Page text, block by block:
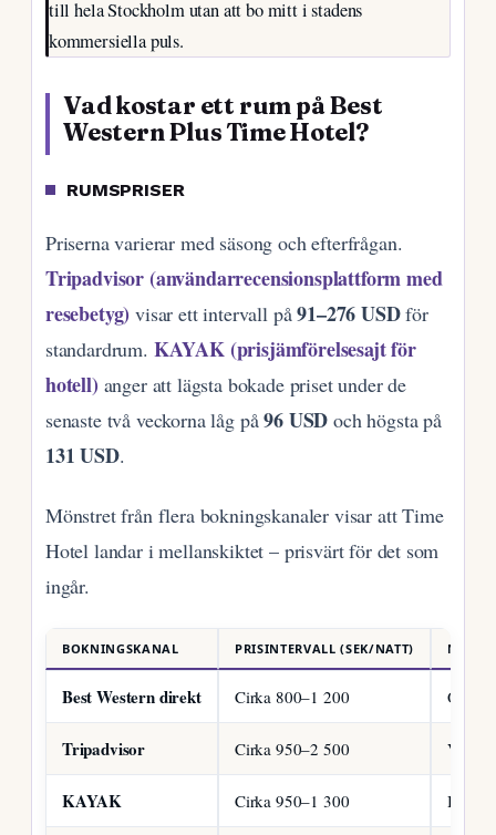
till hela Stockholm utan att bo mitt i stadens
kommersiella puls.
Vad kostar ett rum på Best
Western Plus Time Hotel?
RUMSPRISER
Priserna varierar med säsong och efterfrågan.
Tripadvisor (användarrecensionsplattform med
resebetyg) visar ett intervall på91–276 USDför
standardrum. KAYAK (prisjämförelsesajt för
hotell) anger att lägsta bokade priset under de
senaste två veckorna låg på96 USD och högsta på
131 USD.
Mönstret från flera bokningskanaler visar att Time
Hotel landar i mellanskiktet – prisvärt för det som
ingår.
BOKNINGSKANAL PRISINTERVALL (SEK/NATT)
Best Western direkt Cirka 800–1 200 Oftast
Tripadvisor Cirka 950–2 500
KAYAK Cirka 950–1 300